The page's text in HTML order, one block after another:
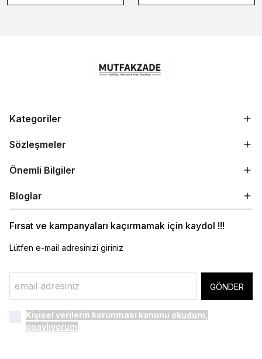
Kategoriler
Sözleşmeler
Önemli Bilgiler
Bloglar
Fırsat ve kampanyaları kaçırmamak için kaydol !!!
Lütfen e-mail adresinizi giriniz
GÖNDER
Kişisel verilerin korunması kanunu okudum,
onaylıyorum